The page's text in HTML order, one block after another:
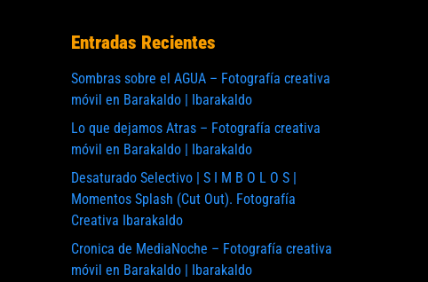
Entradas Recientes
Sombras sobre el AGUA – Fotografía creativa
móvil en Barakaldo | Ibarakaldo
Lo que dejamos Atras – Fotografía creativa
móvil en Barakaldo | Ibarakaldo
Desaturado Selectivo | S I M B O L O S |
Momentos Splash (Cut Out). Fotografía
Creativa Ibarakaldo
Cronica de MediaNoche – Fotografía creativa
móvil en Barakaldo | Ibarakaldo